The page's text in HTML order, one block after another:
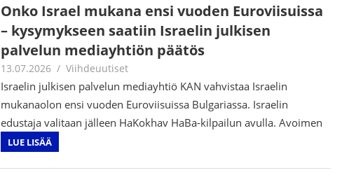
Onko Israel mukana ensi vuoden Euroviisuissa
– kysymykseen saatiin Israelin julkisen
palvelun mediayhtiön päätös
13.07.2026 Juha Kaunisto
Viihdeuutiset
Israelin julkisen palvelun mediayhtiö KAN vahvistaa Israelin
mukanaolon ensi vuoden Euroviisuissa Bulgariassa. Israelin
edustaja valitaan jälleen HaKokhav HaBa-kilpailun avulla. Avoimen
LUE LISÄÄ